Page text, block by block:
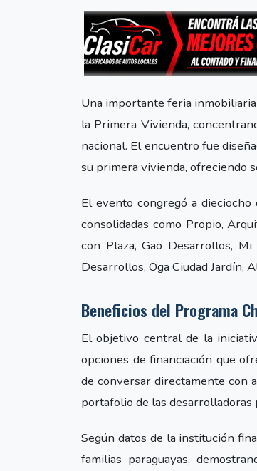
Una importante feria
la Primera Vivienda,
nacional. El encuentro fue
su primera vivienda, ofreciendo
El evento congregó a
consolidadas como Propio,
con Plaza, Gao Desarrollos, Mi
Desarrollos, Oga Ciudad Jardín,
Beneficios del Programa
El objetivo central de la
opciones de financiación que
de conversar directamente con
portafolio de las desarrolladoras
Según datos de la institución
familias paraguayas,